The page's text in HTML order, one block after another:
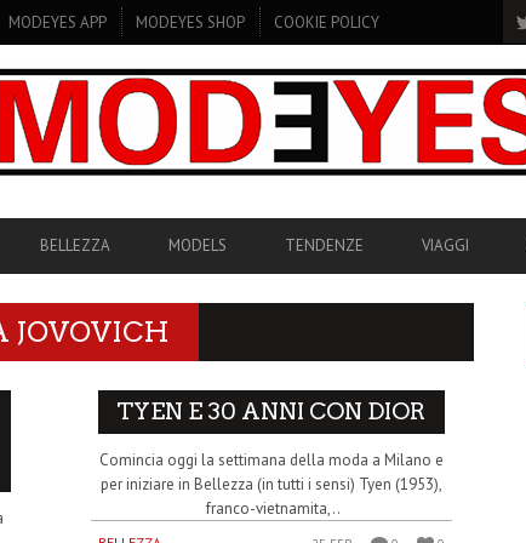
MODEYES APP MODEYES SHOP COOKIE POLICY
BELLEZZA MODELS TENDENZE VIAGGI
JOVOVICH
TYEN E 30 ANNI CON DIOR
Comincia oggi la settimana della moda a Milano e
per iniziare in Bellezza (in tutti i sensi) Tyen (1953),
franco-vietnamita,..